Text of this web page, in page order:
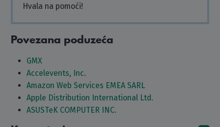
Hvala na pomoći!
Povezana poduzeća
GMX
Accelevents, Inc.
Amazon Web Services EMEA SARL
Apple Distribution International Ltd.
ASUSTeK COMPUTER INC.